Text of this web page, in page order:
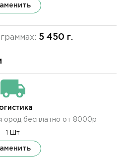
5 450 г.
бесплатно от 8000р
1 Шт